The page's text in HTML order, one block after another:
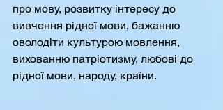
про мову, розвитку інтересу до
вивчення рідної мови, бажанню
оволодіти культурою мовлення,
вихованню патріотизму, любові до
рідної мови, народу, країни.